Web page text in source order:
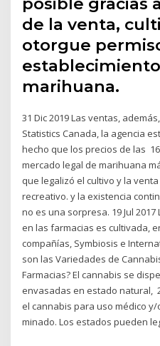
de la venta,
otorgue
marihuana.
31 Dic 2019 Las ventas,
Statistics Canada, la agencia
hecho que los precios de las
mercado legal de marihuana
que legalizó el cultivo y la
recreativo. y la existencia
no es una sorpresa. 19 Jul
en las farmacias es cultivada,
compañías, Symbiosis e
son las Variedades de
Farmacias? El cannabis se
envasadas en estado natural,
el cannabis para uso médico
minado. Los estados pueden